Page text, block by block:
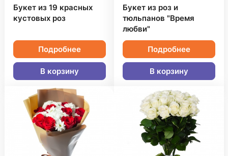
Букет из 19 красных
кустовых роз
Подробнее
В корзину
Букет из роз и
тюльпанов "Время
любви"
Подробнее
В корзину